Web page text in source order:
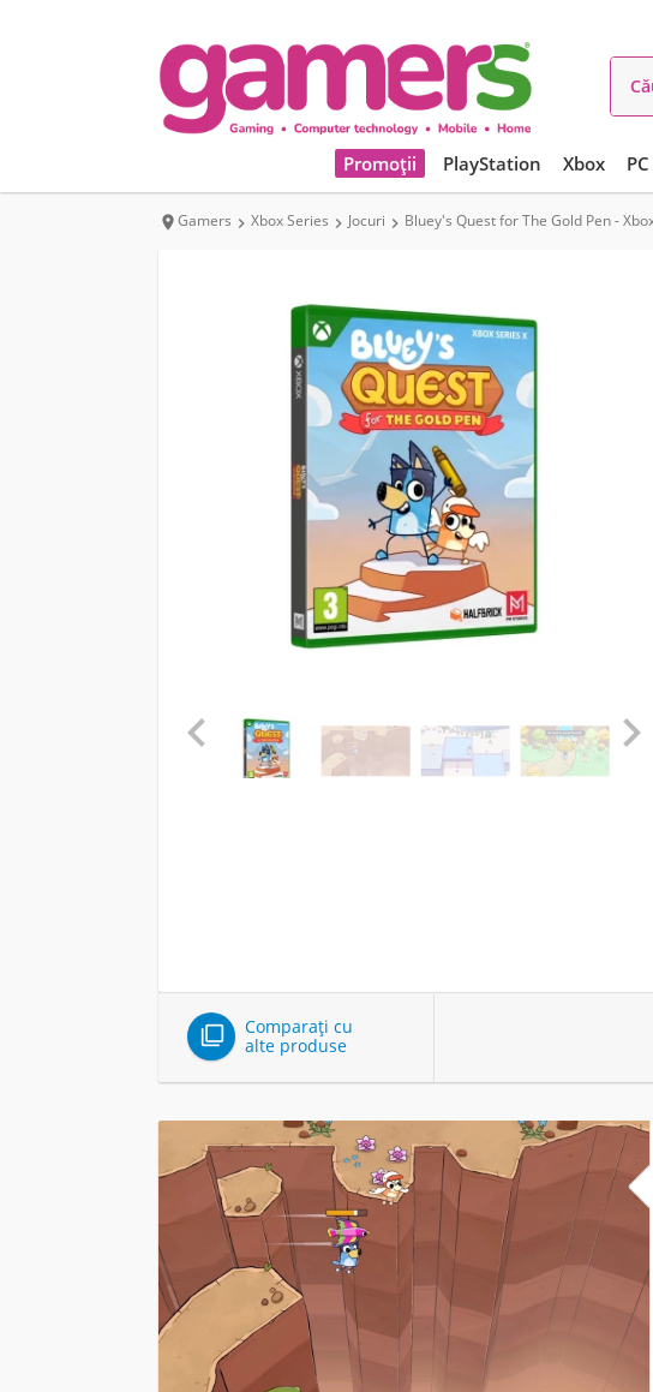
Promoții PlayStation Xbox PC
Gamers  Xbox Series Jocuri  Bluey's Quest for The Gold Pen -
 

Comparați cu
alte produse